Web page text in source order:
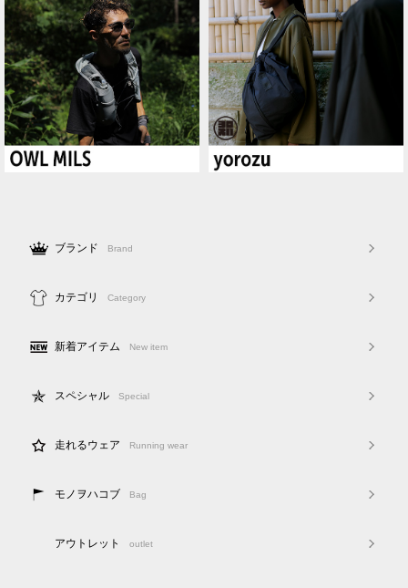
ブランド Brand
カテゴリ Category
新着アイテム New item
スペシャル Special
走れるウェア Running wear
モノヲハコブ Bag
アウトレット outlet